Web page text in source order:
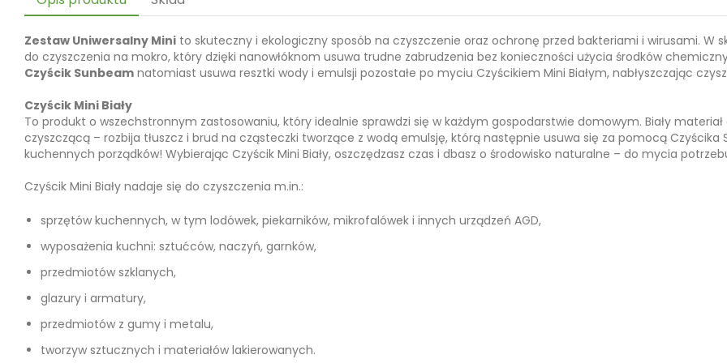
Zestaw Uniwersalny Mini to skuteczny i ekologiczny sposób na czyszczenie oraz ochronę przed bakteriami i wirusami. W
do czyszczenia na mokro, który dzięki nanowłóknom usuwa trudne zabrudzenia bez konieczności użycia środków
Czyścik Sunbeam natomiast usuwa resztki wody i emulsji pozostałe po myciu Czyścikiem Mini Białym, nabłyszczając
Czyścik Mini Biały
To produkt o wszechstronnym zastosowaniu, który idealnie sprawdzi się w każdym gospodarstwie domowym. Biały
czyszczącą – rozbija tłuszcz i brud na cząsteczki tworzące z wodą emulsję, którą następnie usuwa się za pomocą Czyścika
kuchennych porządków! Wybierając Czyścik Mini Biały, oszczędzasz czas i dbasz o środowisko naturalne – do mycia
Czyścik Mini Biały nadaje się do czyszczenia m.in.:
sprzętów kuchennych, w tym lodówek, piekarników, mikrofalówek i innych urządzeń AGD,
wyposażenia kuchni: sztućców, naczyń, garnków,
przedmiotów szklanych,
glazury i armatury,
przedmiotów z gumy i metalu,
tworzyw sztucznych i materiałów lakierowanych.